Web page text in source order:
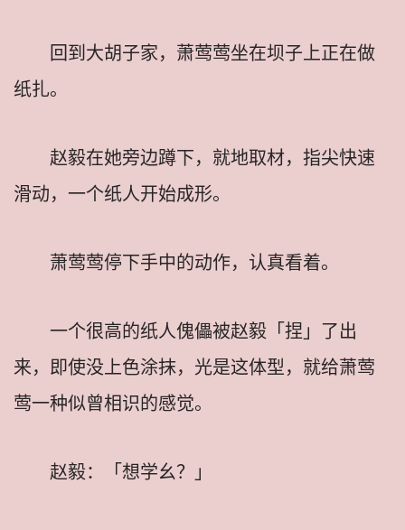
回到大胡子家，萧莺莺坐在坝子上正在做
纸扎。
赵毅在她旁边蹲下，就地取材，指尖快速
滑动，一个纸人开始成形。
萧莺莺停下手中的动作，认真看着。
一个很高的纸人傀儡被赵毅「捏」了出
来，即使没上色涂抹，光是这体型，就给萧莺
莺一种似曾相识的感觉。
赵毅：「想学幺？」